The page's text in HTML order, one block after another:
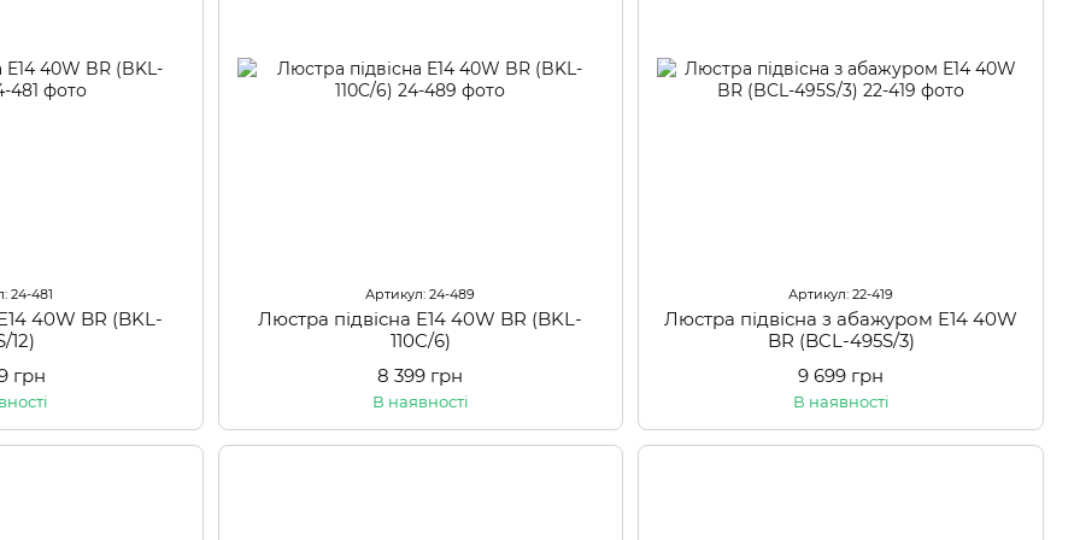
24-481
40W BR (BKL-
12)
грн
Артикул: 24-489
Люстра підвісна E14 40W BR (BKL-
110C/6)
8 399 грн
В наявності
Артикул: 22-419
Люстра підвісна з абажуром E14 40W
BR (BCL-495S/3)
9 699 грн
В наявності